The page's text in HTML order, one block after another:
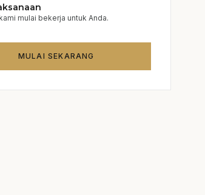
mulai bekerja untuk Anda.
MULAI SEKARANG